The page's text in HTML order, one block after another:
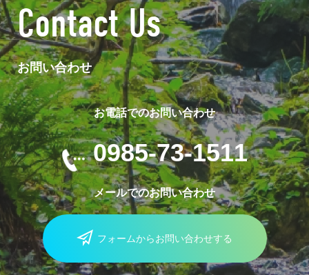
Contact Us
お問い合わせ
お電話でのお問い合わせ
0985-73-1511
メールでのお問い合わせ
フォームからお問い合わせする